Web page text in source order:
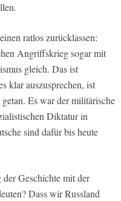
ratlos zurücklassen:
Angriffskrieg sogar mit
gleich. Das ist
klar auszusprechen, ist
Es war der militärische
Diktatur in
sind dafür bis heute
Geschichte mit der
Dass wir Russland